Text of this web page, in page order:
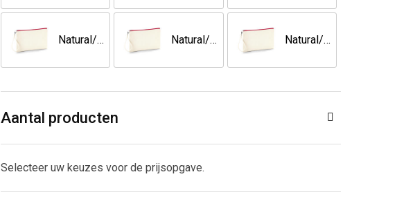
Natural/Natural Natural/Navy Natural/Red
Aantal producten
Selecteer uw keuzes voor de prijsopgave.